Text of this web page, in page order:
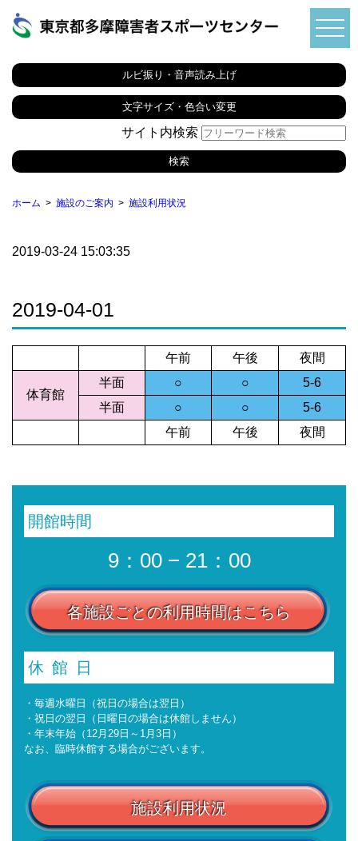
ルビ振り・音声読み上げ
文字サイズ・色合い変更
サイト内検索
ホーム 施設のご案内 施設利用状況
2019-03-24 15:03:35
2019-04-01
午前 午後 夜間
体育館
半面 ○ ○
5-6
半面
○ ○
5-6
午前
午後 夜間
開館時間
9：00 − 21：00
各施設ごとの利用時間はこちら
休館日
・毎週水曜日（祝日の場合は翌日）
・祝日の翌日（日曜日の場合は休館しません）
・年末年始（12月29日～1月3日）
なお、臨時休館する場合がございます。
施設利用状況